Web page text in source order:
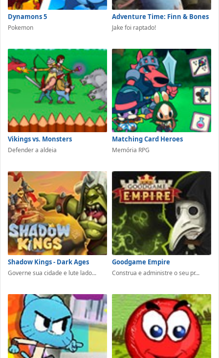
Dynamons 5
Pokemon
Adventure Time: Finn & Bones
Jake foi raptado!
Vikings vs. Monsters
Defender a aldeia
Matching Card Heroes
Memória RPG
Shadow Kings - Dark Ages
Governe sua cidade e lute lado...
Goodgame Empire
Construa e administre o seu pr...